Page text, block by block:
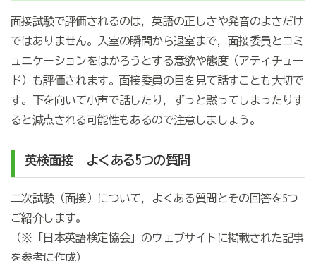
面接試験で評価されるのは，英語の正しさや発音のよさだけ
ではありません。入室の瞬間から退室まで，面接委員とコミ
ュニケーションをはかろうとする意欲や態度（アティチュー
ド）も評価されます。面接委員の目を見て話すことも大切で
す。下を向いて小声で話したり，ずっと黙ってしまったりす
ると減点される可能性もあるので注意しましょう。
英検面接 よくある5つの質問
二次試験（面接）について，よくある質問とその回答を5つ
ご紹介します。
（※「日本英語検定協会」のウェブサイトに掲載された記事
を参考に作成）